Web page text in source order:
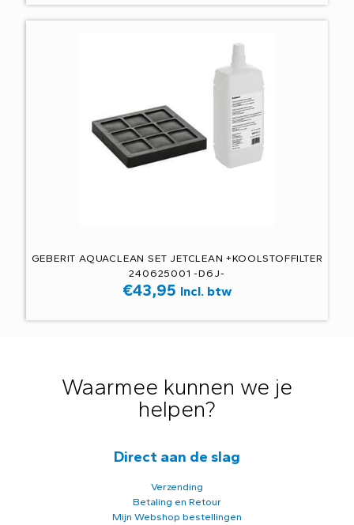
GEBERIT AQUACLEAN SET JETCLEAN +KOOLSTOFFILTER
240625001 -D6J-
€43,95 Incl. btw
Waarmee kunnen we je
helpen?
Direct aan de slag
Verzending
Betaling en Retour
Mijn Webshop bestellingen